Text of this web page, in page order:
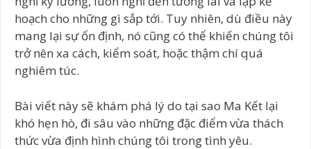
hoạch cho những gì sắp tới. Tuy nhiên, dù điều này
mang lại sự ổn định, nó cũng có thể khiến chúng tôi
trở nên xa cách, kiểm soát, hoặc thậm chí quá
nghiêm túc.
Bài viết này sẽ khám phá lý do tại sao Ma Kết lại
khó hẹn hò, đi sâu vào những đặc điểm vừa thách
thức vừa định hình chúng tôi trong tình yêu.